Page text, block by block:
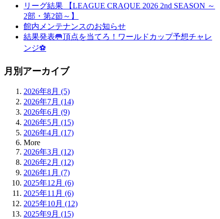
リーグ結果 【LEAGUE CRAQUE 2026 2nd SEASON ～
2部・第2節～】
館内メンテナンスのお知らせ
結果発表🥅頂点を当てろ！ワールドカップ予想チャレ
ンジ⚽
月別アーカイブ
2026年8月 (5)
2026年7月 (14)
2026年6月 (9)
2026年5月 (15)
2026年4月 (17)
More
2026年3月 (12)
2026年2月 (12)
2026年1月 (7)
2025年12月 (6)
2025年11月 (6)
2025年10月 (12)
2025年9月 (15)